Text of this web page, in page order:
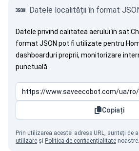
Datele localității în format
Datele privind calitatea aerului în sat
format JSON pot fi utilizate pentru
dashboarduri proprii, monitorizare
punctuală.
Copiați
Prin utilizarea acestei adrese URL, sunteți de
utilizare și Politica de confidențialitate noastre.